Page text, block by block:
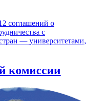
соглашений о
с
— университетами,
комиссии